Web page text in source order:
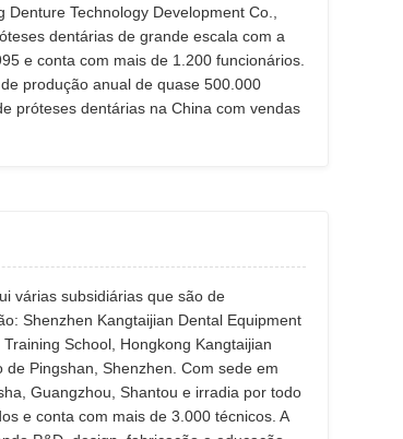
Technology Development Co.,
dentárias de grande escala com a
e conta com mais de 1.200 funcionários.
produção anual de quase 500.000
próteses dentárias na China com vendas
várias subsidiárias que são de
Shenzhen Kangtaijian Dental Equipment
School, Hongkong Kangtaijian
Pingshan, Shenzhen. Com sede em
Guangzhou, Shantou e irradia por todo
e conta com mais de 3.000 técnicos. A